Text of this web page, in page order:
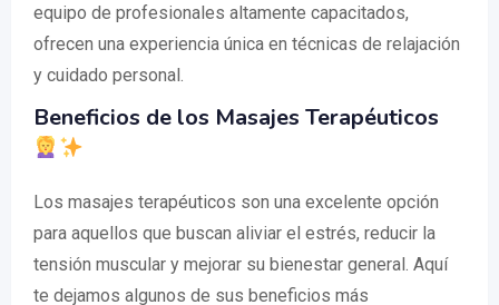
equipo de profesionales altamente capacitados,
ofrecen una experiencia única en técnicas de relajación
y cuidado personal.
Beneficios de los Masajes Terapéuticos
Los masajes terapéuticos son una excelente opción
para aquellos que buscan aliviar el estrés, reducir la
tensión muscular y mejorar su bienestar general. Aquí
te dejamos algunos de sus beneficios más